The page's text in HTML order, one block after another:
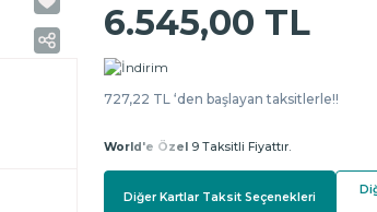
6.545,00 TL
727,22 TL ‘den başlayan taksitlerle!!
World'e Özel 9 Taksitli Fiyattır.
Diğer Kartlar Taksit Seçenekleri